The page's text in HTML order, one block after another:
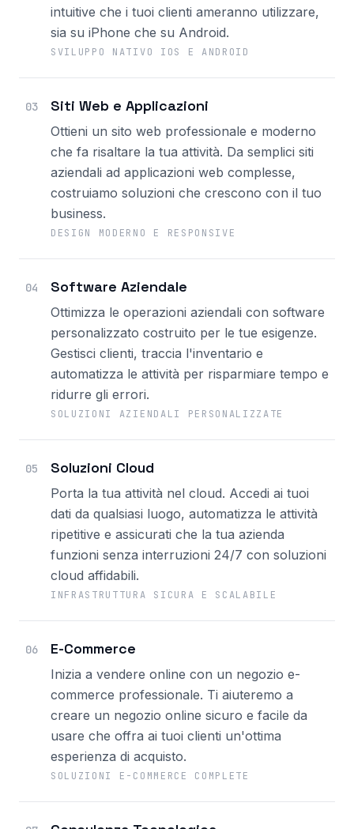
intuitive che i tuoi clienti ameranno utilizzare,
sia su iPhone che su Android.
SVILUPPO NATIVO IOS E ANDROID
03 Siti Web e Applicazioni
Ottieni un sito web professionale e moderno
che fa risaltare la tua attività. Da semplici siti
aziendali ad applicazioni web complesse,
costruiamo soluzioni che crescono con il tuo
business.
DESIGN MODERNO E RESPONSIVE
04 Software Aziendale
Ottimizza le operazioni aziendali con software
personalizzato costruito per le tue esigenze.
Gestisci clienti, traccia l'inventario e
automatizza le attività per risparmiare tempo e
ridurre gli errori.
SOLUZIONI AZIENDALI PERSONALIZZATE
05 Soluzioni Cloud
Porta la tua attività nel cloud. Accedi ai tuoi
dati da qualsiasi luogo, automatizza le attività
ripetitive e assicurati che la tua azienda
funzioni senza interruzioni 24/7 con soluzioni
cloud affidabili.
INFRASTRUTTURA SICURA E SCALABILE
06 E-Commerce
Inizia a vendere online con un negozio e-
commerce professionale. Ti aiuteremo a
creare un negozio online sicuro e facile da
usare che offra ai tuoi clienti un'ottima
esperienza di acquisto.
SOLUZIONI E-COMMERCE COMPLETE